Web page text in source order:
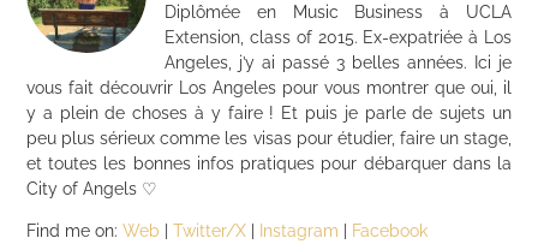
Diplômée en Music Business à UCLA
Extension, class of 2015. Ex-expatriée à Los
Angeles, j’y ai passé 3 belles années. Ici je
vous fait découvrir Los Angeles pour vous montrer que oui, il
y a plein de choses à y faire ! Et puis je parle de sujets un
peu plus sérieux comme les visas pour étudier, faire un stage,
et toutes les bonnes infos pratiques pour débarquer dans la
City of Angels ♡
Find me on: Web | Twitter/X | Instagram | Facebook